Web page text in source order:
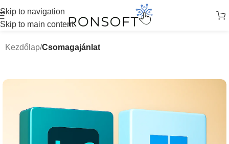
Skip to navigation
Skip to main content
Kezdőlap Csomagajánlat